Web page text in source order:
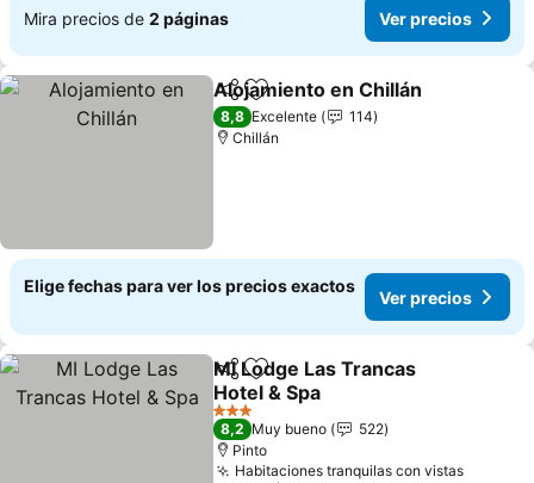
Mira precios de 2 páginas Ver precios
CompartirAgregar a favoritos
Alojamiento en Chillán
8,8 Excelente
114
Chillán
Elige fechas para ver los precios exactos
Ver precios
CompartirAgregar a favoritos
MI Lodge Las Trancas
Hotel & Spa
3 Estrellas
8,2 Muy bueno
522
Pinto
Habitaciones tranquilas con vistas